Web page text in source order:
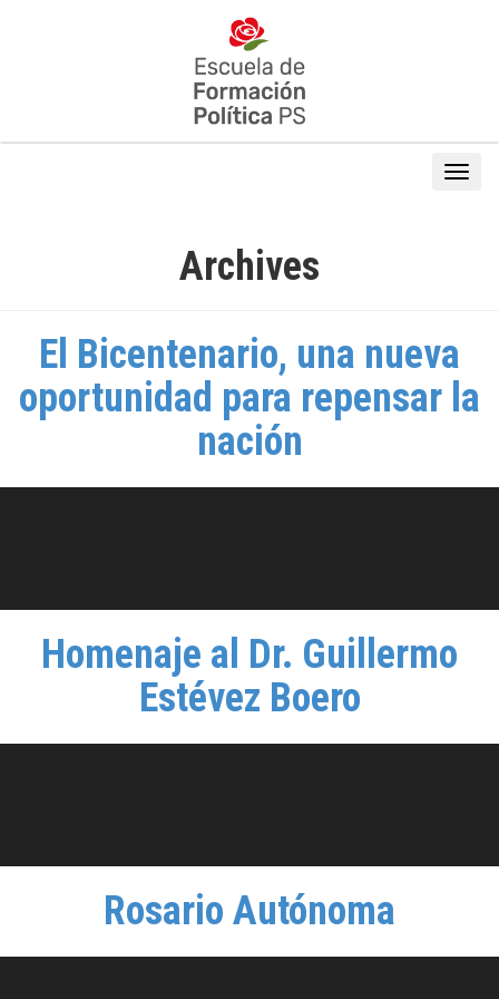
Archives
El Bicentenario, una nueva
oportunidad para repensar la
nación
Homenaje al Dr. Guillermo
Estévez Boero
Rosario Autónoma